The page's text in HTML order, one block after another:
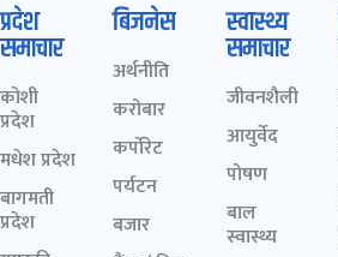
प्रदेश
समाचार
कोशी
प्रदेश
मधेश प्रदेश
बागमती
प्रदेश
बिजनेस
अर्थनीति
करोबार
कर्पोरेट
पर्यटन
बजार
स्वास्थ्य
समाचार
जीवनशैली
आयुर्वेद
पोषण
बाल
स्वास्थ्य